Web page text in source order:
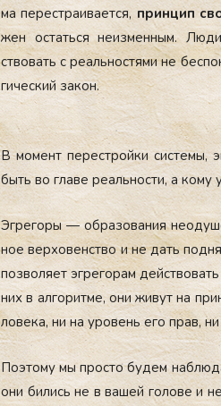
ма пе­рес­тра­ива­ет­ся, прин­цип
жен ос­тать­ся не­из­менным.
ство­вать с ре­аль­нос­тя­ми не
гичес­кий за­кон.
В мо­мент пе­рес­трой­ки сис­те­мы,
быть во гла­ве ре­аль­нос­ти, а ко­му
Эг­ре­горы — об­ра­зова­ния
ное вер­хо­венс­тво и не дать
поз­во­ля­ет эг­ре­горам
них в ал­го­рит­ме, они жи­вут на
лове­ка, ни на уро­вень его прав,
По­это­му мы прос­то бу­дем
они би­лись не в ва­шей го­лове и